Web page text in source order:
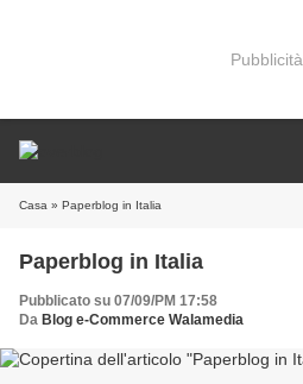
Pubblicità
Casa » Paperblog in Italia
Paperblog in Italia
Pubblicato su 07/09/PM 17:58
Da Blog e-Commerce Walamedia